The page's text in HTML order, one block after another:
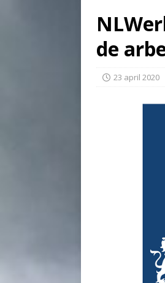
de
23 april 2020